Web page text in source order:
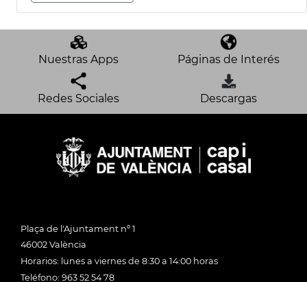
Nuestras Apps Páginas de Interés
Redes Sociales Descargas
Plaça de l'Ajuntament nº 1
46002 València
Horarios: lunes a viernes de 8:30 a 14:00 horas
Teléfono: 963 52 54 78